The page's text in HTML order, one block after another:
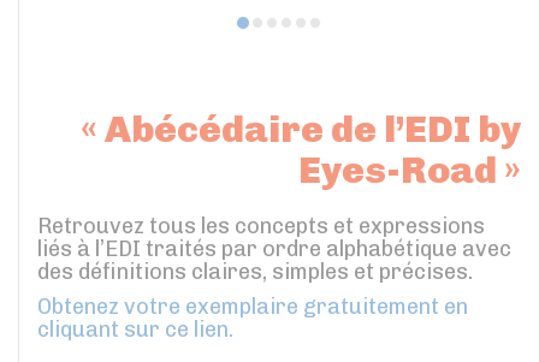
« Abécédaire de l’EDI by
Eyes-Road »
Retrouvez tous les concepts et expressions
liés à l’EDI traités par ordre alphabétique avec
des définitions claires, simples et précises.
Obtenez votre exemplaire gratuitement en
cliquant sur ce lien.